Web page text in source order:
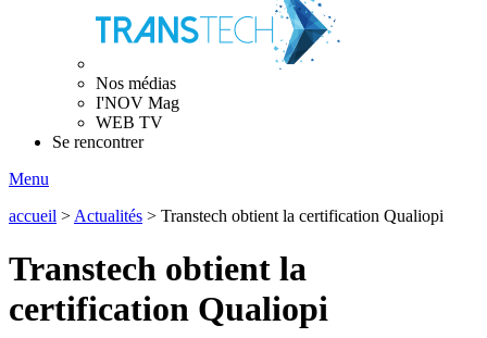
Nos médias
I'NOV Mag
WEB TV
Se rencontrer
Menu
accueil > Actualités > Transtech obtient la certification Qualiopi
Transtech obtient la
certification Qualiopi